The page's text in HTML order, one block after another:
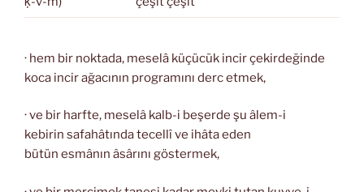
· hem bir noktada, meselâ küçücük incir çekirdeğinde
koca incir ağacının programını derc etmek,
· ve bir harfte, meselâ kalb-i beşerde şu âlem-i
kebirin safahâtında tecellî ve ihâta eden
bütün esmânın âsârını göstermek,